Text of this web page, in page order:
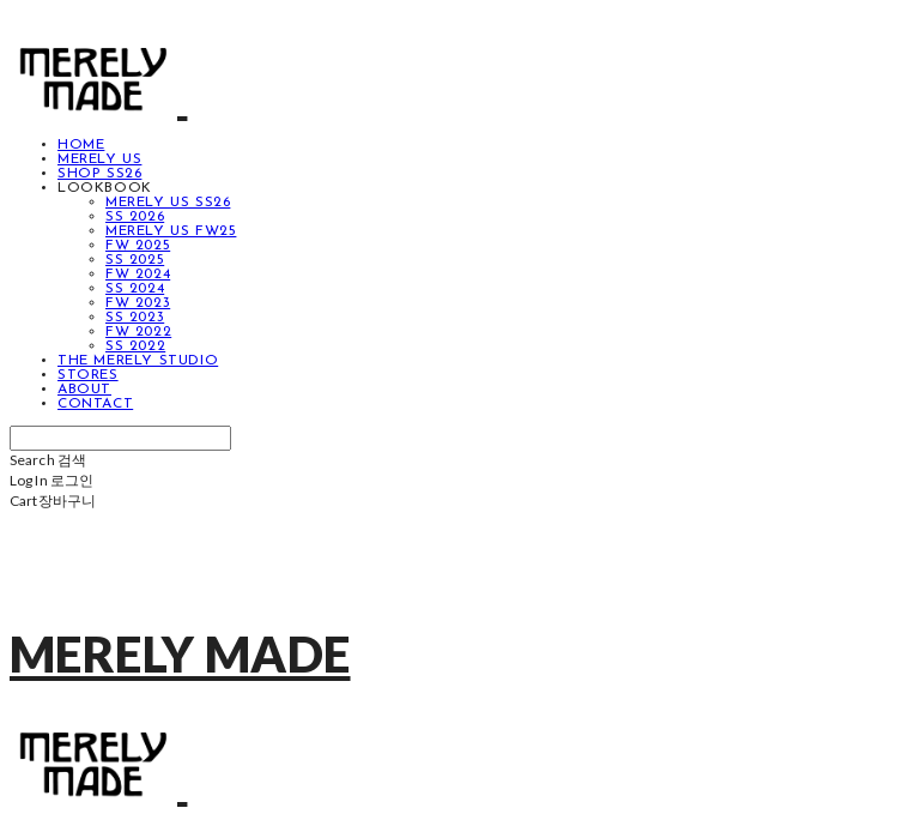
HOME
MERELY US
SHOP SS26
LOOKBOOK
MERELY US SS26
SS 2026
MERELY US FW25
FW 2025
SS 2025
FW 2024
SS 2024
FW 2023
SS 2023
FW 2022
SS 2022
THE MERELY STUDIO
STORES
ABOUT
CONTACT
Search 검색
Log In 로그인
Cart장바구니
MERELY MADE